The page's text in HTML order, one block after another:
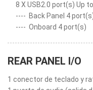
8 X USB2.0 port(s) Up
---- Back Panel 4
---- Onboard 4 port(s)
REAR PANEL I/O
1 conector de teclado y